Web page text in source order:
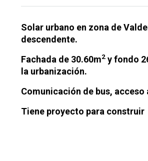
Solar urbano en zona de
descendente.
Fachada de 30.60m2 y fondo
la urbanización.
Comunicación de bus,
Tiene proyecto para construir